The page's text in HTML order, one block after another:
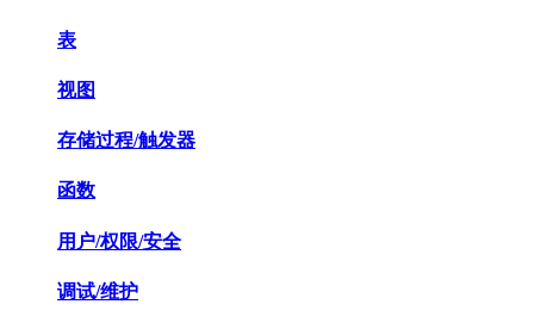
表
视图
存储过程/触发器
函数
用户/权限/安全
调试/维护